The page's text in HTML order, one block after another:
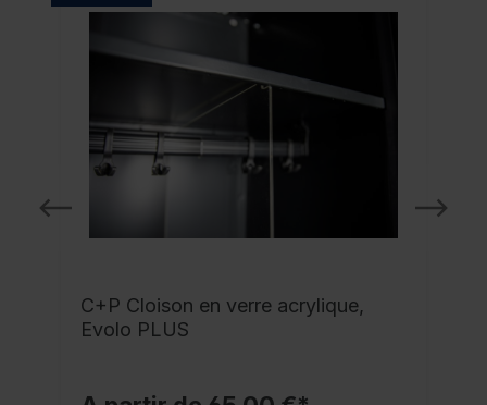
C+P Cloison en verre acrylique,
Evolo PLUS